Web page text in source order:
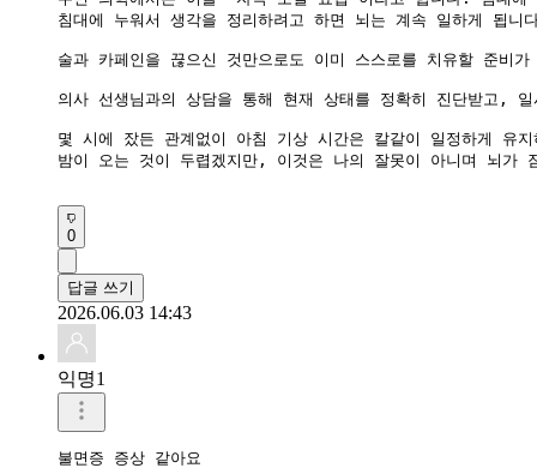
침대에 누워서 생각을 정리하려고 하면 뇌는 계속 일하게 됩
술과 카페인을 끊으신 것만으로도 이미 스스로를 치유할 준비
의사 선생님과의 상담을 통해 현재 상태를 정확히 진단받고,
몇 시에 잤든 관계없이 아침 기상 시간은 칼같이 일정하게 유
밤이 오는 것이 두렵겠지만, 이것은 나의 잘못이 아니며 뇌가
0
답글 쓰기
2026.06.03 14:43
익명1
불면증 증상 같아요